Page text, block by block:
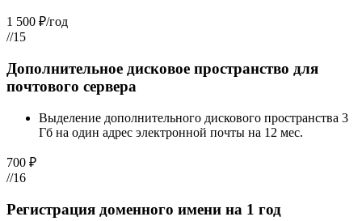
1 500 ₽/год
//15
Дополнительное дисковое пространство для
почтового сервера
Выделение дополнительного дискового пространства 3
Гб на один адрес электронной почты на 12 мес.
700 ₽
//16
Регистрация доменного имени на 1 год